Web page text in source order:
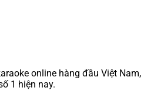
online hàng đầu Việt Nam,
1 hiện nay.